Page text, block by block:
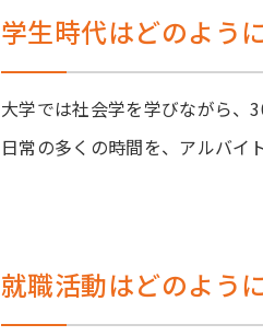
学生時代はどのよう
大学では社会学を学びながら、
日常の多くの時間を、アルバイ
就職活動はどのよう